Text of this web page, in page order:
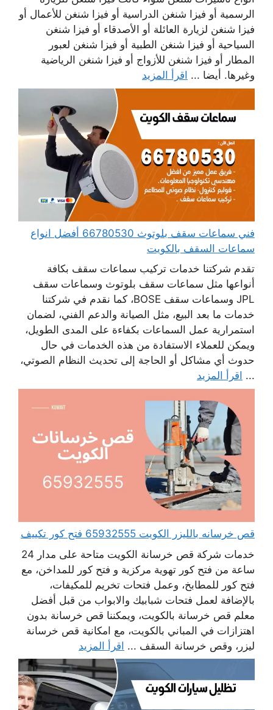
الرسمية أو فيزا شنغن الدراسية أو فيزا شنغن للأعمال أو
فيزا شنغن لزيارة العائلة أو الأصدقاء أو فيزا شنغن
السياحية أو فيزا شنغن الطبية أو فيزا شنغن لعبور
المطار أو فيزا شنغن للأزواج أو فيزا شنغن الرياضية
وغيرها. أيضا ... اقرأ المزيد
فني سماعات سقف بلوتوث 66780530 أفضل انواع
سماعات السقف بالكويت
تقدم شركتنا خدمات تركيب سماعات سقف بكافة
أنواعها مثل سماعات سقف بلوتوث وسماعات سقف
JPL وسماعات سقف BOSE، كما نقدم في شركتنا
خدمات ما بعد البيع، مثل الصيانة والدعم الفني، لضمان
استمرارية عمل السماعات بكفاءة على المدى الطويل،
ويمكن للعملاء الاستفادة من هذه الخدمات في حال
حدوث أي مشاكل أو الحاجة إلى تحديث النظام الصوتي،
... اقرأ المزيد
قص خرسانه بالليزر الكويت 65932555 فتح كور تكييف
خدمات شركة قص خرسانة الكويت متاحة على مدار 24
ساعة من فتح كور تهوية مركزية و فتح كور للمداخن، مع
فتح كور للمطابخ، وعمل فتحات تخريم للمكيفات،
بالإضافة لعمل فتحات شبابيك والابواب من قبل أفضل
معلم قص خرسانة بالكويت، ويمكننا قص خرسانة بدون
اهتزازات في المباني بالكويت، مع امكانية قص خرسانة
ليزر، وقص خرسانة السقف ... اقرأ المزيد